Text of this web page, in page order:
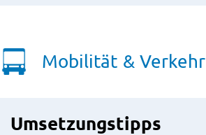
Mobilität & Verkehr
Umsetzungstipps